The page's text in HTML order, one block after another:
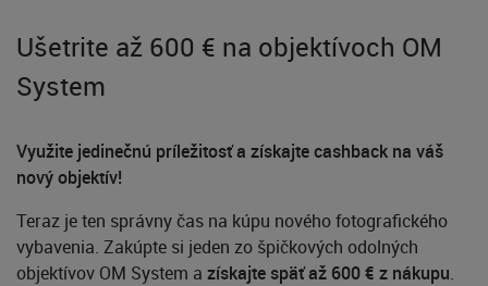
Ušetrite až 600 € na objektívoch OM
System
Využite jedinečnú príležitosť a získajte cashback na váš
nový objektív!
Teraz je ten správny čas na kúpu nového fotografického
vybavenia. Zakúpte si jeden zo špičkových odolných
objektívov OM System a získajte späť až 600 € z nákupu.